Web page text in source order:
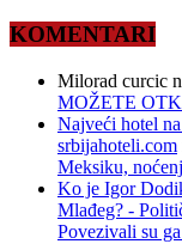
KOMENTARI
Milorad curcic
MOŽETE
Najveći hotel
srbijahoteli.com
Meksiku,
Ko je Igor
Mlađeg? -
Povezivali su